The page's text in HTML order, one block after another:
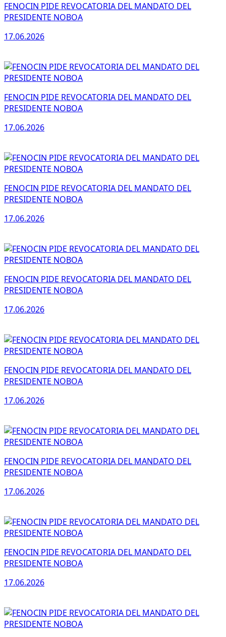
FENOCIN PIDE REVOCATORIA DEL MANDATO DEL
PRESIDENTE NOBOA
17.06.2026
FENOCIN PIDE REVOCATORIA DEL MANDATO DEL
PRESIDENTE NOBOA
17.06.2026
FENOCIN PIDE REVOCATORIA DEL MANDATO DEL
PRESIDENTE NOBOA
17.06.2026
FENOCIN PIDE REVOCATORIA DEL MANDATO DEL
PRESIDENTE NOBOA
17.06.2026
FENOCIN PIDE REVOCATORIA DEL MANDATO DEL
PRESIDENTE NOBOA
17.06.2026
FENOCIN PIDE REVOCATORIA DEL MANDATO DEL
PRESIDENTE NOBOA
17.06.2026
FENOCIN PIDE REVOCATORIA DEL MANDATO DEL
PRESIDENTE NOBOA
17.06.2026